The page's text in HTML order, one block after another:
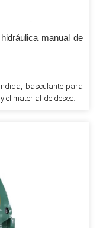
manual de
basculante para
material de desecho.